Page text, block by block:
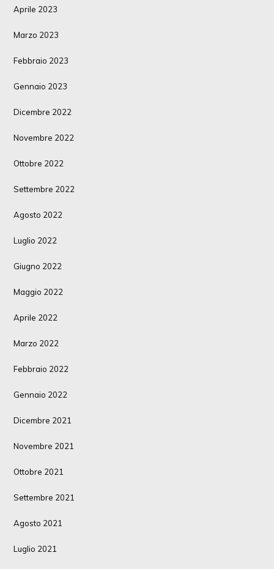
Aprile 2023
Marzo 2023
Febbraio 2023
Gennaio 2023
Dicembre 2022
Novembre 2022
Ottobre 2022
Settembre 2022
Agosto 2022
Luglio 2022
Giugno 2022
Maggio 2022
Aprile 2022
Marzo 2022
Febbraio 2022
Gennaio 2022
Dicembre 2021
Novembre 2021
Ottobre 2021
Settembre 2021
Agosto 2021
Luglio 2021